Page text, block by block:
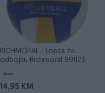
RICHMORAL - Lopta za
odbojku Richmoral 891123
Novo
14,95 KM